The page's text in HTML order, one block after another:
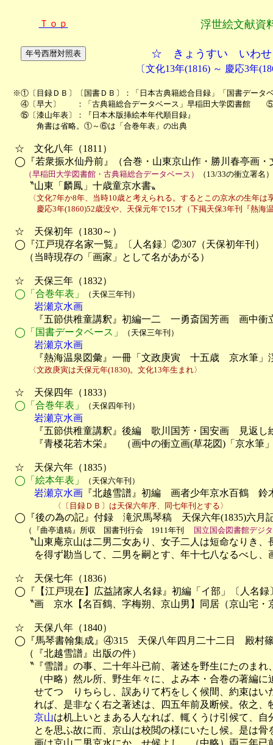
Ｔｏｐ 浮世絵文献資
☆ きょうすい いわ
〔文化13年(1816) ～ 慶応3年
※①〔目録ＤＢ〕〔国書ＤＢ〕：「日本古典籍総合目録」「国書データ
④〔早大〕　　：「古典籍総合データベース」早稲田大学図書館　　⑤
⑮〔漆山年表〕：『日本木版挿絵本年代順目録』
角書は省略。①～⑥は「合巻年表」の出典
☆　文化八年（1811）
◯『若衆振水仙丹前』（合巻・山東京山作・勝川春亭画・
（早稲田大学図書館・古典籍総合データベース） （13/33の衝立署名）
〝山東「麟鳳」十歳童京水書〟
〈文化7年か8年、当時10歳と考えられる。するとこの京水の生年は享
慶応3年(1860)52歳没や、天保元年で15才（下掲天保3年刊『熱海温
☆　天保初年（1830～）
◯『江戸現存名家一覧』〔人名録〕②307（天保初年刊）
（当時現存の「画家」として名があがる）
☆　天保三年（1832）
◯「合巻年表」
（天保三年刊）
岩瀬京水画
『五節供稚童講釈』初編一二　一勇斎国芳画　画中衝
◯「国書データベース」
（天保三年刊）
岩瀬京水画
『熱海温泉図彙』一冊「文政庚寅　十五歳　京水筆」
〈文政庚寅は天保元年(1830)。文化13年生まれ〉
☆　天保四年（1833）
◯「合巻年表」
（天保四年刊）
岩瀬京水画
『五節供稚童講釈』後編　歌川国芳・国安画　見返し
『青楼花若木栄』　（画中の衝立画(草花図)「京水筆
☆　天保六年（1835）
◯「絵本年表」
（天保六年刊）
岩瀬京水画 『北越雪譜』初編　画者少年京水百鶴　
〈〔目録ＤＢ〕は天保六年序、同七年刊とする〉
◯『後の為の記』付録　滝沢馬琴稿　天保六年(1835)六月
（『曲亭遺稿』所収　国書刊行会　1911年刊 国立国会図書館デジ
〝山東庵京山は二男二女あり、女子二人は短命なりき、
を得ず勘当して、二男を嗣とす、年十七八なるべし、
☆　天保七年（1836）
◯『【江戸現在】広益諸家人名録』初編「イ部」〔人名録
〝画　京水【名百鶴、字梅朔、京山男】同居（京山宅・
☆　天保八年（1840）
◯『馬琴書翰集成』④315　天保八年四月二十二日　殿村
（『北越雪譜』出版の件）
〝『雪譜』の事、二十年斗已前、著述を野生にたのまれ
（中略）然ル所、野生年々に、よみ本・合巻の著編に
せてつゞりちらし、誤ありて朽をしく候間、約束はい
れば、是非なく右之著述は、四五年前及断候。依之、
京山は机上いとまある人なれば、輒くうけ引候て、
とを思ふ故に而、京山は校閲の様にいたし候。是は骨
画は京山二男京水にかゝせ候よし。（中略）両三年已